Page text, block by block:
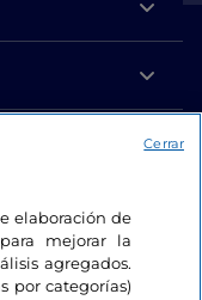
elaboración de
mejorar la
agregados.
por categorías)
Cerrar